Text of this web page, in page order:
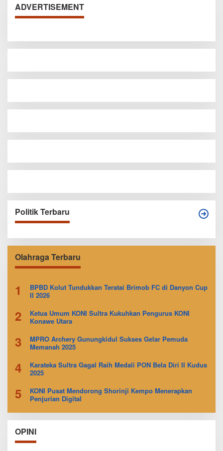
ADVERTISEMENT
Politik Terbaru
Olahraga Terbaru
1
BPBD Kolut Tundukkan Teratai Brimob FC di Danyon Cup
II 2026
2
Ketua Umum KONI Sultra Kukuhkan Pengurus KONI
Konawe Utara
3
MPRO Archery Gunungkidul Sukses Gelar Pemuda
Memanah 2025
4
Karateka Sultra Gagal Raih Medali PON Bela Diri II Kudus
2025
5
KONI Pusat Mendorong Shorinji Kempo Menerapkan
Penjurian Digital
OPINI